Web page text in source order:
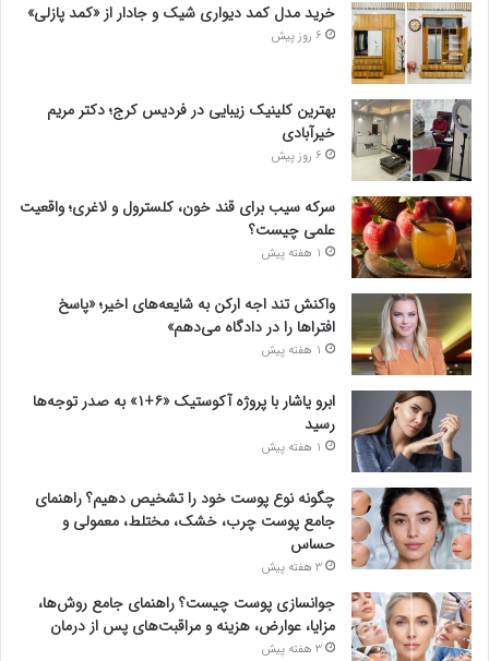
خرید مدل کمد دیواری شیک و جادار از «کمد پازلی»
6 روز پیش
بهترین کلینیک زیبایی در فردیس کرج؛ دکتر مریم
خیرآبادی
6 روز پیش
سرکه سیب برای قند خون، کلسترول و لاغری؛ واقعیت
علمی چیست؟
1 هفته پیش
واکنش تند اجه ارکن به شایعه‌های اخیر؛ «پاسخ
افتراها را در دادگاه می‌دهم»
1 هفته پیش
ابرو یاشار با پروژه آکوستیک «۶+۱» به صدر توجه‌ها
رسید
1 هفته پیش
چگونه نوع پوست خود را تشخیص دهیم؟ راهنمای
جامع پوست چرب، خشک، مختلط، معمولی و
حساس
3 هفته پیش
جوانسازی پوست چیست؟ راهنمای جامع روش‌ها،
مزایا، عوارض، هزینه و مراقبت‌های پس از درمان
3 هفته پیش